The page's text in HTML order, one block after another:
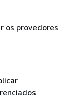
os provedores